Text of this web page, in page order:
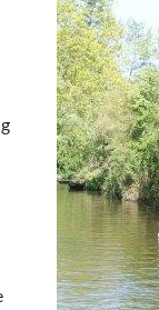
Regio Zuidhorn